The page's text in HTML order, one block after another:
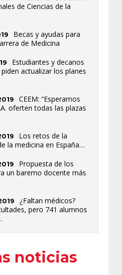
de Ciencias de la
Becas y ayudas para
de Medicina
Estudiantes y decanos
actualizar los planes
CEEM: “Esperamos
oferten todas las plazas
Los retos de la
la medicina en España…
Propuesta de los
un baremo docente más
¿Faltan médicos?
pero 741 alumnos
noticias